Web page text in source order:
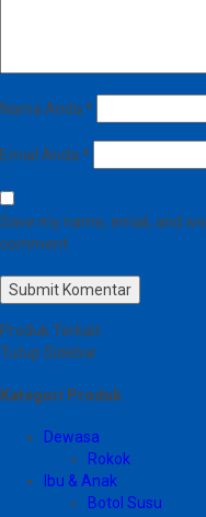
Nama Anda *
Email Anda *
Save my name, email, and
comment.
Produk Terkait
Tutup Sidebar
Kategori Produk
Dewasa
Rokok
Ibu & Anak
Botol Susu